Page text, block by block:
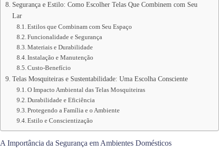
Segurança e Estilo: Como Escolher Telas Que Combinem com Seu
Lar
Estilos que Combinam com Seu Espaço
Funcionalidade e Segurança
Materiais e Durabilidade
Instalação e Manutenção
Custo-Benefício
Telas Mosquiteiras e Sustentabilidade: Uma Escolha Consciente
O Impacto Ambiental das Telas Mosquiteiras
Durabilidade e Eficiência
Protegendo a Família e o Ambiente
Estilo e Conscientização
A Importância da Segurança em Ambientes Domésticos